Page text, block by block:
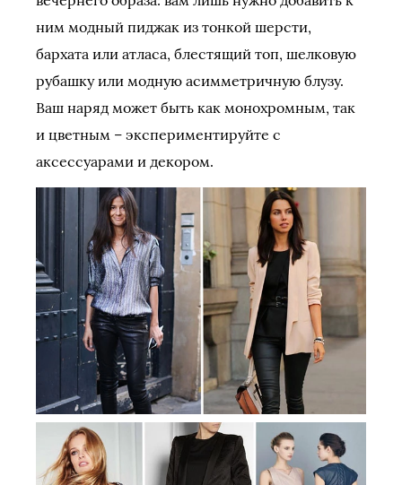
ним модный пиджак из тонкой шерсти,
бархата или атласа, блестящий топ, шелковую
рубашку или модную асимметричную блузу.
Ваш наряд может быть как монохромным, так
и цветным – экспериментируйте с
аксессуарами и декором.